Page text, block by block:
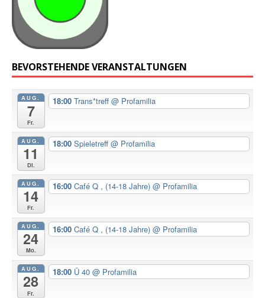
BEVORSTEHENDE VERANSTALTUNGEN
AUG.
7
Fr.
18:00 Trans*treff @ Profamilia
AUG.
11
Di.
18:00 Spieletreff @ Profamilia
AUG.
14
Fr.
16:00 Café Q , (14-18 Jahre) @ Profamilia
AUG.
24
Mo.
16:00 Café Q , (14-18 Jahre) @ Profamilia
AUG.
28
Fr.
18:00 Ü 40 @ Profamilia